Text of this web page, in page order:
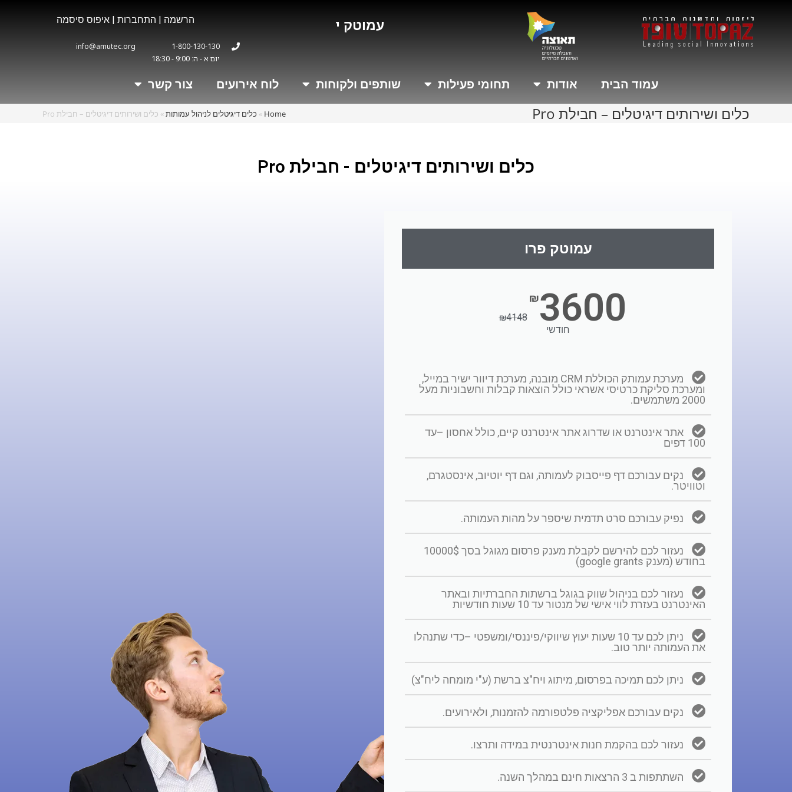
עמוטק יזמ הרשמה | התחברות | איפוס סיסמה
1-800-130-130
info@amutec.org
יום א - ה: 9:00 - 18:30
עמוד הבית אודות תחומי פעילות שותפים ולקוחות לוח אירועים צור קשר
כלים ושירותים דיגיטלים – חבילת Pro Home
» כלים דיגיטלים לניהול עמותות» כלים ושירותים דיגיטלים – חבילת Pro
כלים ושירותים דיגיטלים - חבילת Pro
עמוטק פרו
₪4148
₪3600
חודשי
מערכת עמותק הכוללת CRM מובנה, מערכת דיוור ישיר במייל,
ומערכת סליקת כרטיסי אשראי כולל הוצאות קבלות וחשבוניות מעל
2000 משתמשים.
אתר אינטרנט או שדרוג אתר אינטרנט קיים, כולל אחסון –עד
100 דפים
נקים עבורכם דף פייסבוק לעמותה, וגם דף יוטיוב, אינסטגרם,
וטוויטר.
נפיק עבורכם סרט תדמית שיספר על מהות העמותה.
נעזור לכם להירשם לקבלת מענק פרסום מגוגל בסך 10000$
בחודש (מענק google grants)
נעזור לכם בניהול שווק בגוגל ברשתות החברתיות ובאתר
האינטרנט בעזרת לווי אישי של מנטור עד 10 שעות חודשיות
ניתן לכם עד 10 שעות יעוץ שיווקי/פיננסי/ומשפטי –כדי שתנהלו
את העמותה יותר טוב.
ניתן לכם תמיכה בפרסום, מיתוג ויח"צ ברשת (ע"י מומחה ליח"צ)
נקים עבורכם אפליקציה פלטפורמה להזמנות, ולאירועים.
נעזור לכם בהקמת חנות אינטרנטית במידה ותרצו.
השתתפות ב 3 הרצאות חינם במהלך השנה.